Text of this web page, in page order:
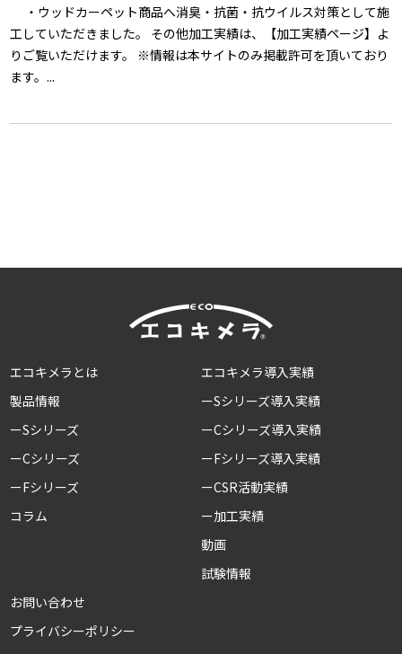
・ウッドカーペット商品へ消臭・抗菌・抗ウイルス対策として施
工していただきました。 その他加工実績は、【加工実績ページ】よ
りご覧いただけます。 ※情報は本サイトのみ掲載許可を頂いており
ます。...
エコキメラとは
製品情報
ーSシリーズ
ーCシリーズ
ーFシリーズ
コラム
エコキメラ導入実績
ーSシリーズ導入実績
ーCシリーズ導入実績
ーFシリーズ導入実績
ーCSR活動実績
ー加工実績
動画
試験情報
お問い合わせ
プライバシーポリシー